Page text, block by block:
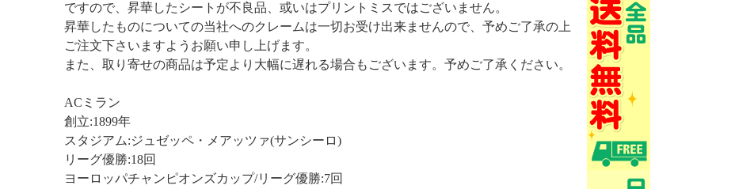
ですので、昇華したシートが不良品、或いはプリントミスではございません。
昇華したものについての当社へのクレームは一切お受け出来ませんので、予めご了承の上
ご注文下さいますようお願い申し上げます。
また、取り寄せの商品は予定より大幅に遅れる場合もございます。予めご了承ください。
ACミラン
創立:1899年
スタジアム:ジュゼッペ・メアッツァ(サンシーロ)
リーグ優勝:18回
ヨーロッパチャンピオンズカップ/リーグ優勝:7回